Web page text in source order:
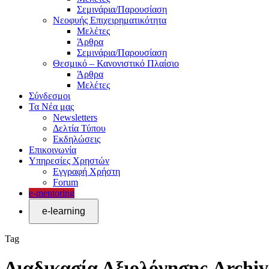
Σεμινάρια/Παρουσίαση
Νεοφυής Επιχειρηματικότητα
Μελέτες
Άρθρα
Σεμινάρια/Παρουσίαση
Θεσμικό – Κανονιστικό Πλαίσιο
Άρθρα
Μελέτες
Σύνδεσμοι
Τα Νέα μας
Newsletters
Δελτία Τύπου
Εκδηλώσεις
Επικοινωνία
Υπηρεσίες Χρηστών
Εγγραφή Χρήστη
Forum
e-mentoring
Tag